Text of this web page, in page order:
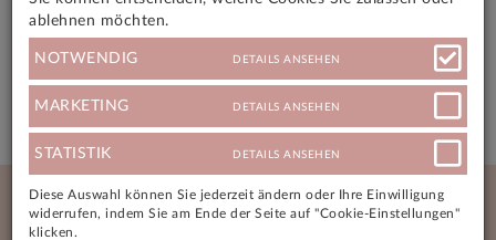
Angebotsmerkmale
Versandkosten
Neue Angebote
ablehnen möchten.
NOTWENDIG DETAILS ANSEHEN
MARKETING DETAILS ANSEHEN
STATISTIK DETAILS ANSEHEN
Diese Auswahl können Sie jederzeit ändern oder Ihre Einwilligung
widerrufen, indem Sie am Ende der Seite auf "Cookie-Einstellungen"
klicken.